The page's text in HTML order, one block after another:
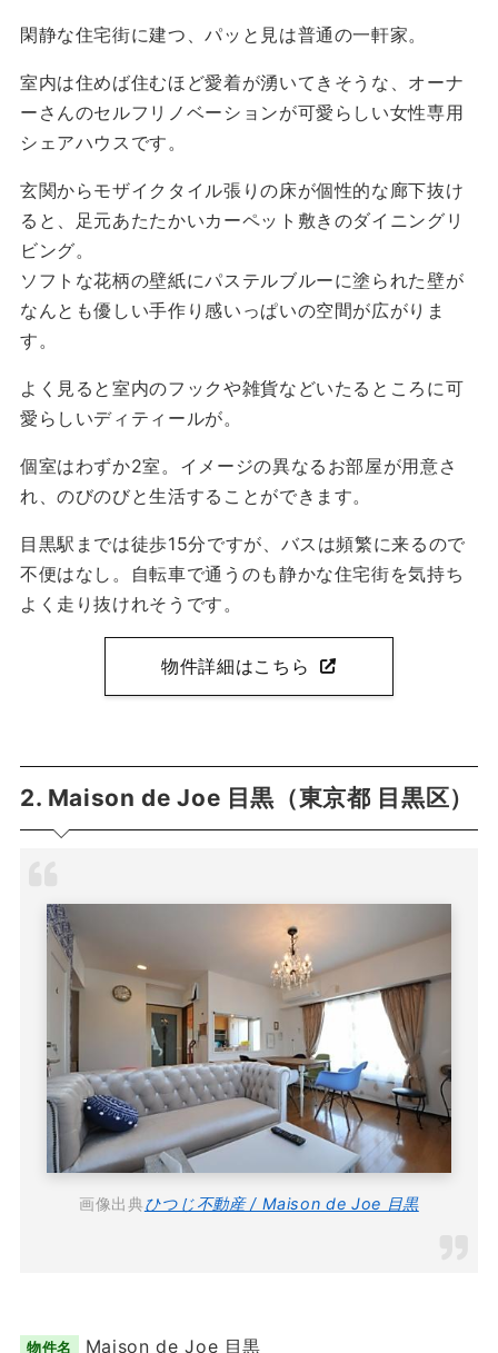
閑静な住宅街に建つ、パッと見は普通の一軒家。
室内は住めば住むほど愛着が湧いてきそうな、オーナ
ーさんのセルフリノベーションが可愛らしい女性専用
シェアハウスです。
玄関からモザイクタイル張りの床が個性的な廊下抜け
ると、足元あたたかいカーペット敷きのダイニングリ
ビング。
ソフトな花柄の壁紙にパステルブルーに塗られた壁が
なんとも優しい手作り感いっぱいの空間が広がりま
す。
よく見ると室内のフックや雑貨などいたるところに可
愛らしいディティールが。
個室はわずか2室。イメージの異なるお部屋が用意さ
れ、のびのびと生活することができます。
目黒駅までは徒歩15分ですが、バスは頻繁に来るので
不便はなし。自転車で通うのも静かな住宅街を気持ち
よく走り抜けれそうです。
物件詳細はこちら
2. Maison de Joe 目黒（東京都 目黒区）
画像出典ひつじ不動産 / Maison de Joe 目黒
物件名 Maison de Joe 目黒